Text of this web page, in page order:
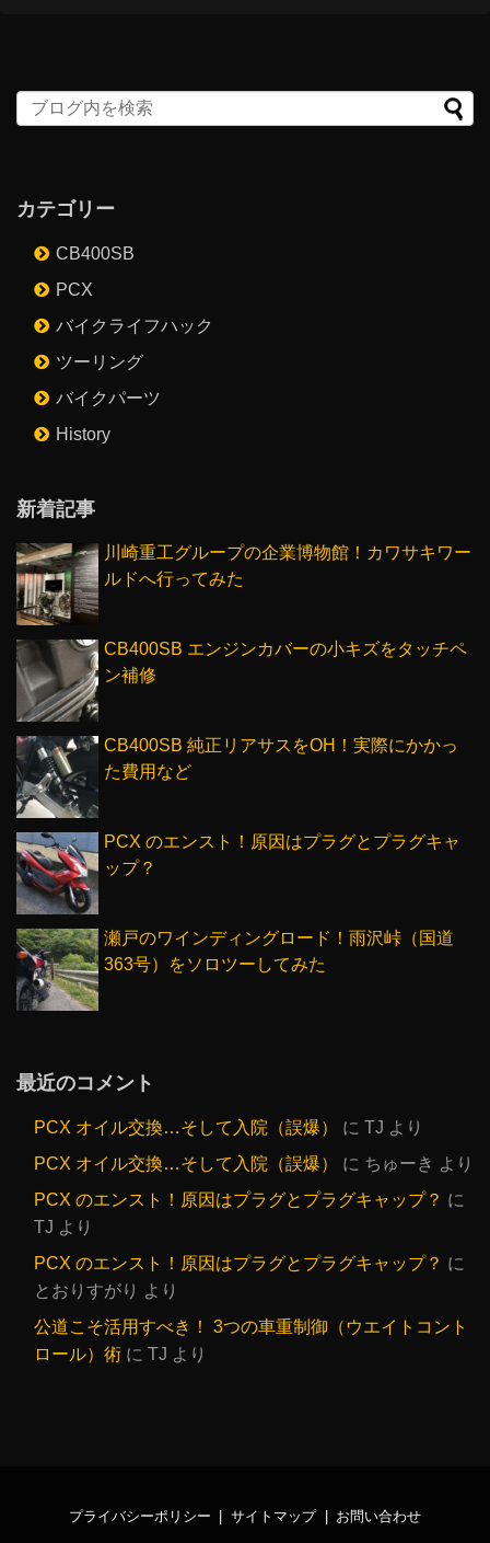
カテゴリー
CB400SB
PCX
バイクライフハック
ツーリング
バイクパーツ
History
新着記事
川崎重工グループの企業博物館！カワサキワー
ルドへ行ってみた
CB400SB エンジンカバーの小キズをタッチペ
ン補修
CB400SB 純正リアサスをOH！実際にかかっ
た費用など
PCX のエンスト！原因はプラグとプラグキャ
ップ？
瀬戸のワインディングロード！雨沢峠（国道
363号）をソロツーしてみた
最近のコメント
PCX オイル交換…そして入院（誤爆） に TJ より
PCX オイル交換…そして入院（誤爆）
に ちゅーき より
PCX のエンスト！原因はプラグとプラグキャップ？ に
TJ より
PCX のエンスト！原因はプラグとプラグキャップ？ に
とおりすがり より
公道こそ活用すべき！ 3つの車重制御（ウエイトコント
ロール）術 に TJ より
プライバシーポリシー サイトマップ
お問い合わせ